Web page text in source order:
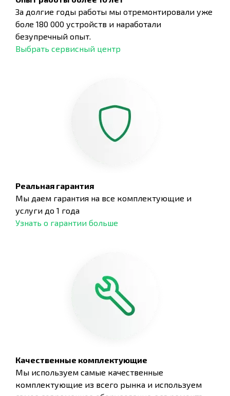
За долгие годы работы мы отремонтировали уже
боле 180 000 устройств и наработали
безупречный опыт.
Выбрать сервисный центр
Реальная гарантия
Мы даем гарантия на все комплектующие и
услуги до 1 года
Узнать о гарантии больше
Качественные комплектующие
Мы используем самые качественные
комплектующие из всего рынка и используем